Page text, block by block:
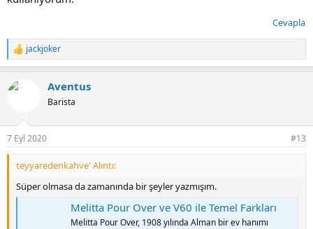
Cevapla
T
e
k
jackjoker
Aventus
Barista
7 Eyl 2020 #13
teyyaredenkahve' Alıntı:
Süper olmasa da zamanında bir şeyler yazmışım.
Melitta Pour Over ve V60 ile Temel Farkları
Melitta Pour Over, 1908 yılında Alman bir ev hanımı